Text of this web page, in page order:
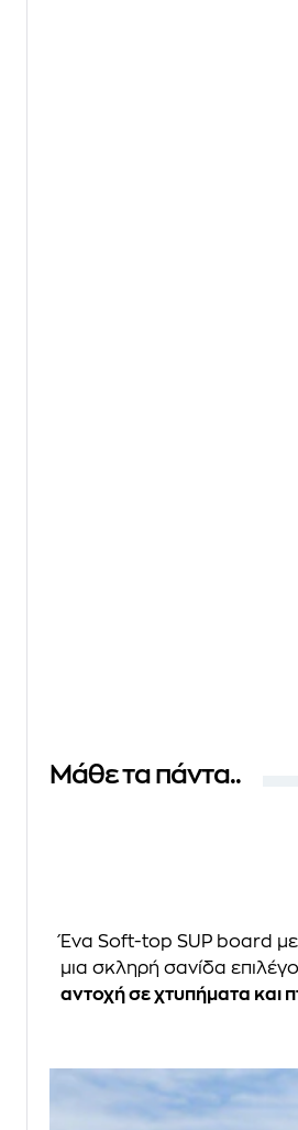
Μάθε τα πάντα..
Ένα Soft-top SUP board με
μια σκληρή σανίδα
αντοχή σε χτυπήματα και